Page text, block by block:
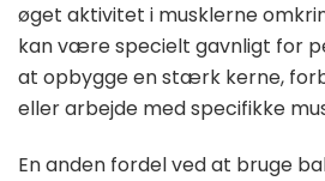
øget aktivitet i musklerne
kan være specielt gavnligt for
at opbygge en stærk kerne,
eller arbejde med specifikke
En anden fordel ved at bruge